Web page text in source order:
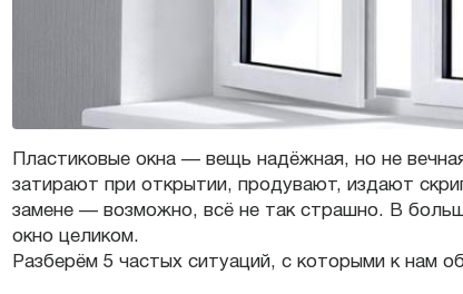
Пластиковые окна — вещь надёжная, но не
затирают при открытии, продувают, издают
замене — возможно, всё не так страшно. В
окно целиком.
Разберём 5 частых ситуаций, с которыми к нам